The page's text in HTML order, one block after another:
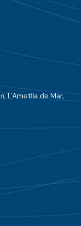
L'Ametlla de Mar,